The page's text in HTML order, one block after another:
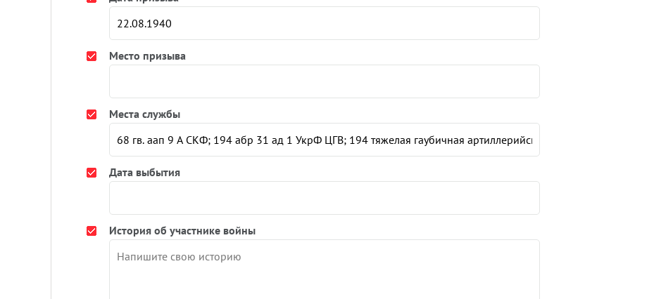
Место призыва
Места службы
Дата выбытия
История об участнике войны